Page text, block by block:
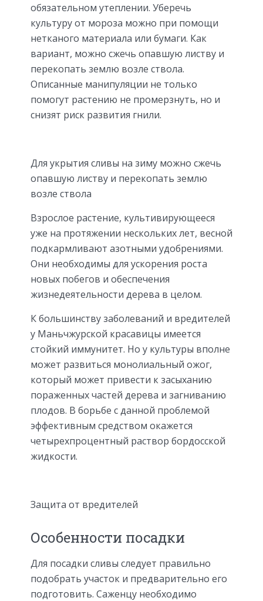
обязательном утеплении. Уберечь
культуру от мороза можно при помощи
нетканого материала или бумаги. Как
вариант, можно сжечь опавшую листву и
перекопать землю возле ствола.
Описанные манипуляции не только
помогут растению не промерзнуть, но и
снизят риск развития гнили.
Для укрытия сливы на зиму можно сжечь
опавшую листву и перекопать землю
возле ствола
Взрослое растение, культивирующееся
уже на протяжении нескольких лет, весной
подкармливают азотными удобрениями.
Они необходимы для ускорения роста
новых побегов и обеспечения
жизнедеятельности дерева в целом.
К большинству заболеваний и вредителей
у Маньчжурской красавицы имеется
стойкий иммунитет. Но у культуры вполне
может развиться монолиальный ожог,
который может привести к засыханию
пораженных частей дерева и загниванию
плодов. В борьбе с данной проблемой
эффективным средством окажется
четырехпроцентный раствор бордосской
жидкости.
Защита от вредителей
Особенности посадки
Для посадки сливы следует правильно
подобрать участок и предварительно его
подготовить. Саженцу необходимо